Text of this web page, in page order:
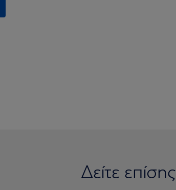
Δείτε επίσης